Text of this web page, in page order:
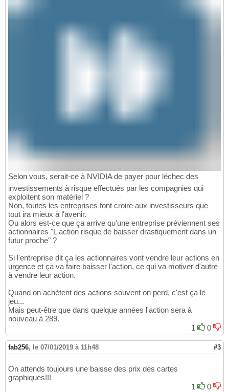
Selon vous, serait-ce à NVIDIA de payer pour léchec des
investissements à risque effectués par les compagnies qui
exploitent son matériel ?
Non, toutes les entreprises font croire aux investisseurs que
tout ira mieux à l'avenir.
Ou alors est-ce que ça arrive qu'une entreprise préviennent ses
actionnaires "L'action risque de baisser drastiquement dans un
futur proche" ?
Si l'entreprise dit ça les actionnaires vont vendre leur actions en
urgence et ça va faire baisser l'action, ce qui va motiver d'autre
à vendre leur action.
Quand on achètent des actions souvent on perd, c'est ça le
jeu...
Mais peut-être que dans quelque années l'action sera à
nouveau à 289.
1
0
fab256, le 07/01/2019 à 11h48 #3
On attends toujours une baisse des prix des cartes
graphiques!!!
1
0